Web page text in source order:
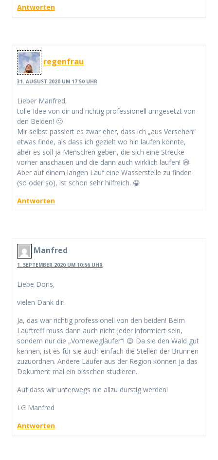
Antworten
regenfrau
31. AUGUST 2020 UM 17:50 UHR
Lieber Manfred,
tolle Idee von dir und richtig professionell umgesetzt von
den Beiden! 🙂
Mir selbst passiert es zwar eher, dass ich „aus Versehen“
etwas finde, als dass ich gezielt wo hin laufen könnte,
aber es soll ja Menschen geben, die sich eine Strecke
vorher anschauen und die dann auch wirklich laufen! 😆
Aber auf einem langen Lauf eine Wasserstelle zu finden
(so oder so), ist schon sehr hilfreich. 😀
Antworten
Manfred
1. SEPTEMBER 2020 UM 10:56 UHR
Liebe Doris,
vielen Dank dir!
Ja, das war richtig professionell von den beiden! Beim
Lauftreff muss dann auch nicht jeder informiert sein,
sondern nur die „Vornewegläufer“! 😉 Da sie den Wald gut
kennen, ist es für sie auch einfach die Stellen der Brunnen
zuzuordnen. Andere Läufer aus der Region können ja das
Dokument mal ein bisschen studieren.
Auf dass wir unterwegs nie allzu durstig werden!
LG Manfred
Antworten